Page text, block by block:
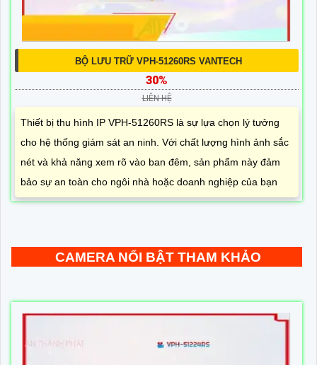
BỘ LƯU TRỮ VPH-51260RS VANTECH
30%
LIÊN HỆ
Thiết bị thu hình IP VPH-51260RS là sự lựa chọn lý tưởng
cho hệ thống giám sát an ninh. Với chất lượng hình ảnh sắc
nét và khả năng xem rõ vào ban đêm, sản phẩm này đảm
bảo sự an toàn cho ngôi nhà hoặc doanh nghiệp của bạn
CAMERA NỔI BẬT THAM KHẢO